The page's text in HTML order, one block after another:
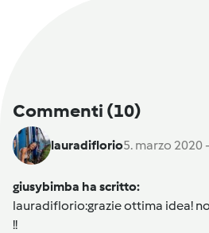
Commenti (10)
lauradiflorio5. marzo 2020
giusybimba ha scritto:
lauradiflorio:grazie ottima idea!
!!